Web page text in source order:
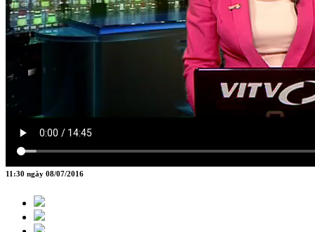
HÀN THỬ BIỂU
Nguồn: SCTV8 - VITV
11:30 ngày 08/07/2016